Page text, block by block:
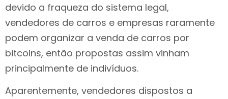
devido a fraqueza do sistema legal,
vendedores de carros e empresas raramente
podem organizar a venda de carros por
bitcoins, então propostas assim vinham
principalmente de indivíduos.
Aparentemente, vendedores dispostos a